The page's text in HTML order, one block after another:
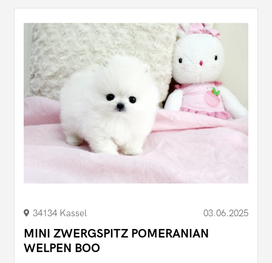
34134 Kassel 03.06.2025
MINI ZWERGSPITZ POMERANIAN
WELPEN BOO